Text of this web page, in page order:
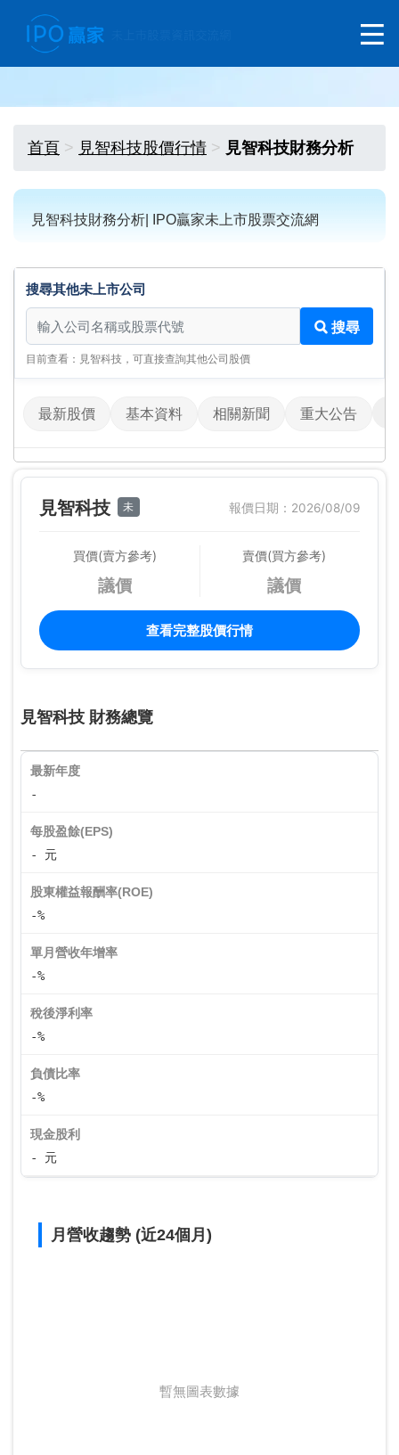
首頁 見智科技股價行情 見智科技財務分析
見智科技財務分析| IPO贏家未上市股票交流網
搜尋其他未上市公司
搜尋其他未上市公司
搜尋
目前查看：見智科技，可直接查詢其他公司股價
最新股價 基本資料 相關新聞 重大公告
見智科技 未 報價日期：2026/08/09
買價(賣方參考)
議價
賣價(買方參考)
議價
查看完整股價行情
見智科技 財務總覽
最新年度
-
每股盈餘(EPS)
- 元
股東權益報酬率(ROE)
-%
單月營收年增率
-%
稅後淨利率
-%
負債比率
-%
現金股利
- 元
月營收趨勢 (近24個月)
暫無圖表數據